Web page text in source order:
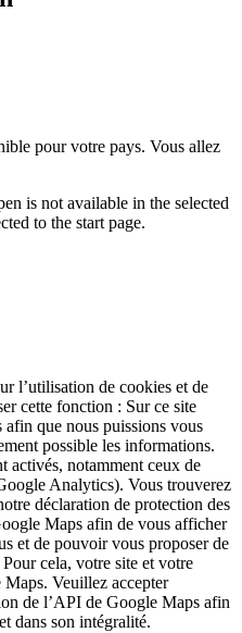
pour votre pays. Vous allez
is not available in the selected
to the start page.
l’utilisation de cookies et de
cette fonction : Sur ce site
que nous puissions vous
possible les informations.
activés, notamment ceux de
Analytics). Vous trouverez
déclaration de protection des
Maps afin de vous afficher
et de pouvoir vous proposer de
cela, votre site et votre
Maps. Veuillez accepter
de l’API de Google Maps afin
dans son intégralité.